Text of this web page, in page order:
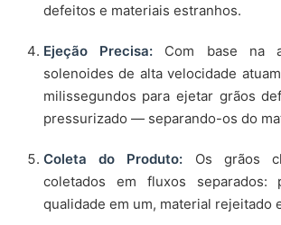
defeitos e materiais estranhos.
Ejeção Precisa: Com base na
solenoides de alta velocidade
milissegundos para ejetar grãos
pressurizado — separando-os do
Coleta do Produto: Os grãos
coletados em fluxos separados:
qualidade em um, material rejeitado